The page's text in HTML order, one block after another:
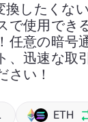
換したくな
で使用でき
任意の暗号
、迅速な取
さい！
ETH